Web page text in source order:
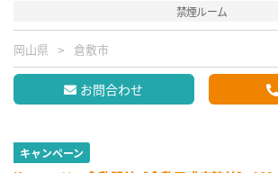
禁煙ルーム
岡山県 倉敷市
お問合わせ
キャンペーン